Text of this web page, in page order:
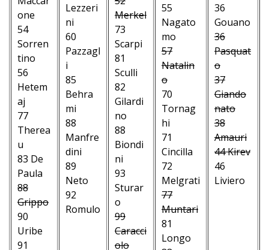
one
54
Sorren
tino
56
Hetem
aj
77
Therea
u
83 De
Paula
88
Grippo
90
Uribe
91
Lezzeri
ni
60
Pazzagl
i
85
Behra
mi
88
Manfre
dini
89
Neto
92
Romulo
Merkel
73
Scarpi
81
Sculli
82
Gilardi
no
88
Biondi
ni
93
Sturar
o
99
Caracci
olo
55
Nagato
mo
57
Natalin
o
70
Tornag
hi
71
Cincilla
72
Melgrati
77
Muntari
81
Longo
36
Gouano
36
Pasquat
o
37
Giando
nato
38
Amauri
44 Kirev
46
Liviero